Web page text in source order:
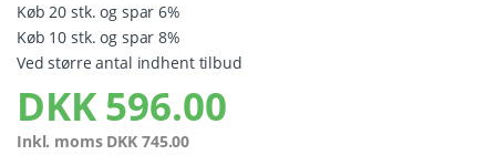
Køb 20 stk. og spar 6%
Køb 10 stk. og spar 8%
Ved større antal indhent tilbud
DKK596.00
Inkl. moms DKK 745.00